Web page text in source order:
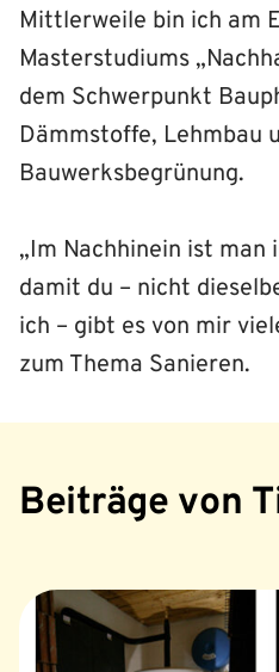
Mittlerweile bin ich am
Masterstudiums
dem Schwerpunkt
Dämmstoffe, Lehmbau
Bauwerksbegrünung.
„Im Nachhinein ist man
damit du – nicht
ich – gibt es von mir
zum Thema Sanieren.
Beiträge von